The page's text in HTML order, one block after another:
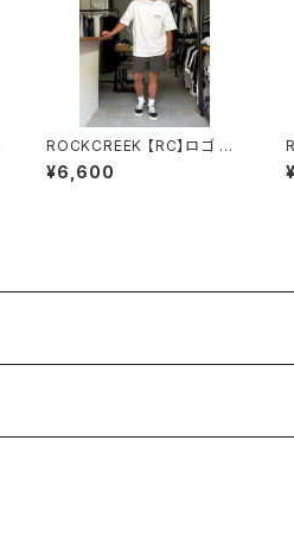
ROCKCREEK 【RC】ロゴ ナ
イロンイージーショーツ Cha
rcoal ロッククリーク
¥6,600